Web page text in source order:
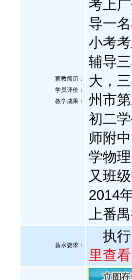
家教简历：
学员评价：
教学成果：
考上
导一
小考
辅导
大，
州市
初二
师附
学物
又班
2014
上番
薪水要求：
执
里查